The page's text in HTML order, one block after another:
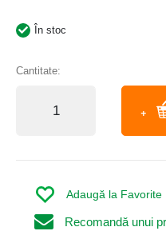
În stoc
Cantitate:
Recomandă unui
Adaugă la Favorite